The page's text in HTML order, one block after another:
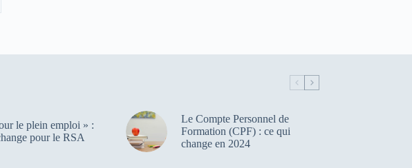
le plein emploi » :
pour le RSA
Le Compte Personnel de
Formation (CPF) : ce qui
change en 2024